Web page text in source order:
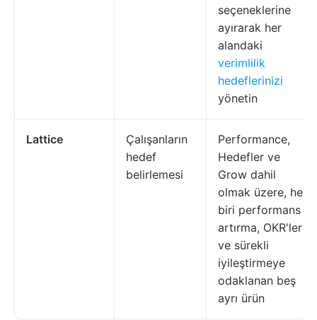
seçeneklerine
ayırarak her
alandaki
verimlilik
hedeflerinizi
yönetin
Lattice
Çalışanların
hedef
belirlemesi
Performance,
Hedefler ve
Grow dahil
olmak üzere, her
biri performans
artırma, OKR'ler
ve sürekli
iyileştirmeye
odaklanan beş
ayrı ürün